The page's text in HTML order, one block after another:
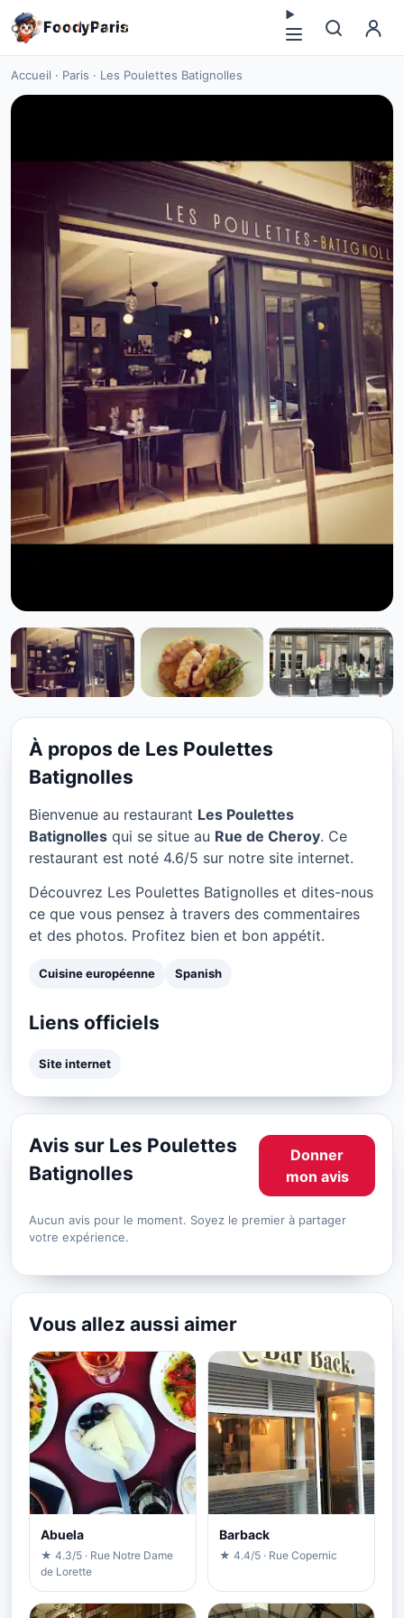
FoodyParis
Accueil · Paris · Les Poulettes Batignolles
CUISINE EUROPÉENNE
Les Poulettes Batignolles à
Paris
★ 4.6/5
À propos de Les Poulettes
Batignolles
Bienvenue au restaurant Les Poulettes
Batignolles qui se situe au Rue de Cheroy. Ce
restaurant est noté 4.6/5 sur notre site internet.
Découvrez Les Poulettes Batignolles et dites-nous
ce que vous pensez à travers des commentaires
et des photos. Profitez bien et bon appétit.
Cuisine européenne Spanish
Liens officiels
Site internet
Avis sur Les Poulettes
Batignolles
Donner
mon avis
Aucun avis pour le moment. Soyez le premier à partager
votre expérience.
Vous allez aussi aimer
Abuela
★ 4.3/5 · Rue Notre Dame
de Lorette
Barback
★ 4.4/5 · Rue Copernic